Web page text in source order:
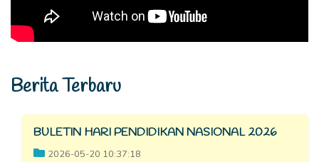
Berita Terbaru
BULETIN HARI PENDIDIKAN NASIONAL 2026
2026-05-20 10:37:18